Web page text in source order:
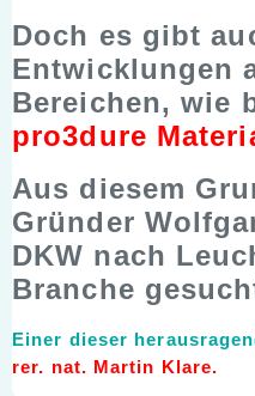
Doch es gibt
Entwicklungen
Bereichen, wie
pro3dure
Aus diesem
Gründer
DKW nach
Branche
Einer dieser
rer. nat. Martin Klare.